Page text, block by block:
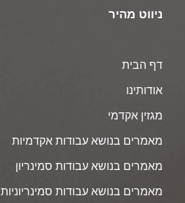
ניווט מהיר
דף הבית
אודותינו
מגזין אקדמי
מאמרים בנושא עבודות אקדמיות
מאמרים בנושא עבודות סמינריון
מאמרים בנושא עבודות סמינריוניות